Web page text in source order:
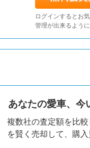
ログインするとお
管理が出来るよう
あなたの愛車、今
複数社の査定額を比
を賢く売却して、購